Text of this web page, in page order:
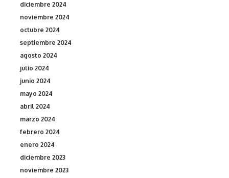
diciembre 2024
noviembre 2024
octubre 2024
septiembre 2024
agosto 2024
julio 2024
junio 2024
mayo 2024
abril 2024
marzo 2024
febrero 2024
enero 2024
diciembre 2023
noviembre 2023